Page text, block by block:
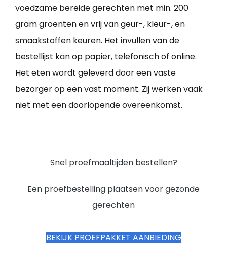
voedzame bereide gerechten met min. 200
gram groenten en vrij van geur-, kleur-, en
smaakstoffen keuren. Het invullen van de
bestellijst kan op papier, telefonisch of online.
Het eten wordt geleverd door een vaste
bezorger op een vast moment. Zij werken vaak
niet met een doorlopende overeenkomst.
Snel proefmaaltijden bestellen?
Een proefbestelling plaatsen voor gezonde
gerechten
BEKIJK PROEFPAKKET AANBIEDING